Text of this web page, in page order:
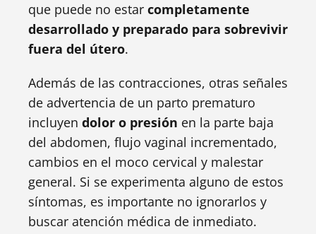
que puede no estar completamente
desarrollado y preparado para sobrevivir
fuera del útero.
Además de las contracciones, otras señales
de advertencia de un parto prematuro
incluyen dolor o presión en la parte baja
del abdomen, flujo vaginal incrementado,
cambios en el moco cervical y malestar
general. Si se experimenta alguno de estos
síntomas, es importante no ignorarlos y
buscar atención médica de inmediato.